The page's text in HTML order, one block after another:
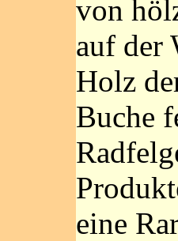
von
auf der
Holz
Buche
eine